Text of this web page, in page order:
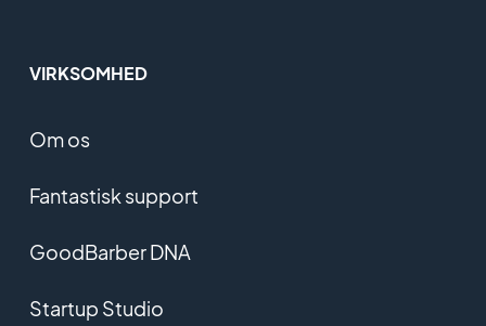
VIRKSOMHED
Om os
Fantastisk support
GoodBarber DNA
Startup Studio